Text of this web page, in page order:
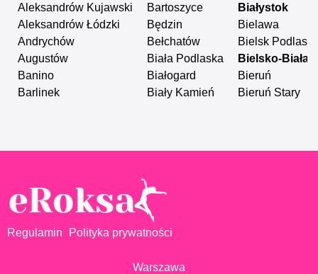
Aleksandrów Kujawski
Aleksandrów Łódzki
Andrychów
Augustów
Banino
Barlinek
Bartoszyce
Będzin
Bełchatów
Biała Podlaska
Białogard
Biały Kamień
Białystok
Bielawa
Bielsk Podlaski
Bielsko-Biała
Bieruń
Bieruń Stary
Regulamin Polityka prywatności
Warszawa